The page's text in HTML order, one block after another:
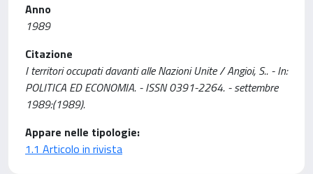
Anno
1989
Citazione
I territori occupati davanti alle Nazioni Unite / Angioi, S.. - In:
POLITICA ED ECONOMIA. - ISSN 0391-2264. - settembre
1989:(1989).
Appare nelle tipologie:
1.1 Articolo in rivista